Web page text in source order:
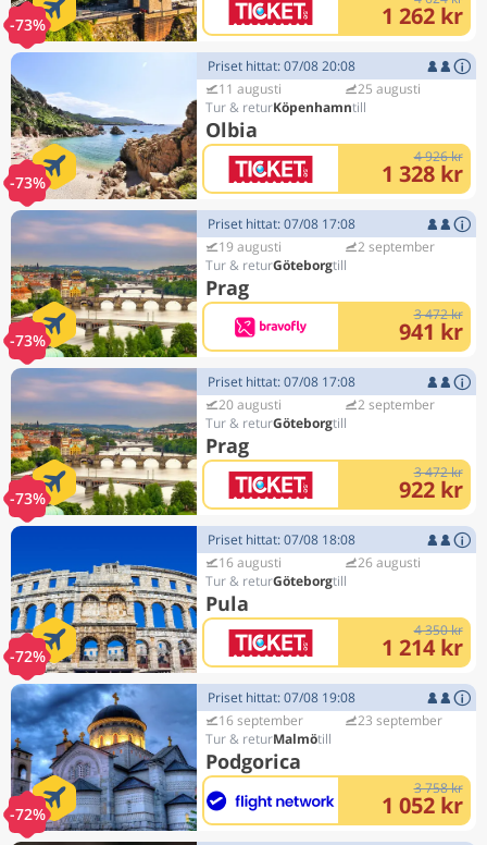
-73% 1 262 kr
-73%
Priset hittat: 07/08 20:08
11 augusti
Köpenhamn
Olbia
25 augusti
4 926 kr
1 328 kr
-73%
Priset hittat: 07/08 17:08
19 augusti
Göteborg
Prag
2 september
3 472 kr
941 kr
-73%
Priset hittat: 07/08 17:08
20 augusti
Göteborg
Prag
2 september
3 472 kr
922 kr
-72%
Priset hittat: 07/08 18:08
16 augusti
Göteborg
Pula
26 augusti
4 350 kr
1 214 kr
-72%
Priset hittat: 07/08 19:08
16 september
Malmö
Podgorica
23 september
3 758 kr
1 052 kr